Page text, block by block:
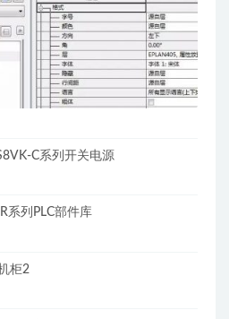
C系列开关电源
系列PLC部件库
柜2